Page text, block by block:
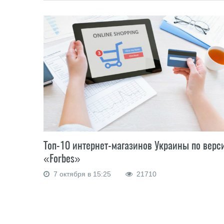
Топ-10 интернет-магазинов Украины по
«Forbes»
7 октября в 15:25 21710